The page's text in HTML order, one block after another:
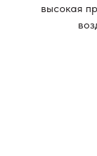
высокая